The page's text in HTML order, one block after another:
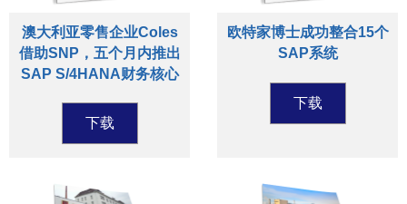
澳大利亚零售企业Coles
借助SNP，五个月内推出
SAP S/4HANA财务核心
下载
欧特家博士成功整合15个
SAP系统
下载